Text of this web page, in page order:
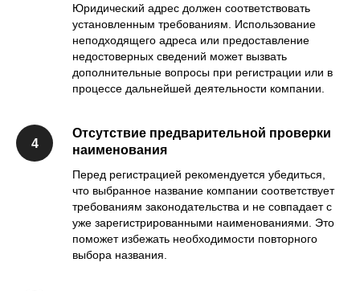
Юридический адрес должен соответствовать
установленным требованиям. Использование
неподходящего адреса или предоставление
недостоверных сведений может вызвать
дополнительные вопросы при регистрации или в
процессе дальнейшей деятельности компании.
Отсутствие предварительной проверки
наименования
Перед регистрацией рекомендуется убедиться,
что выбранное название компании соответствует
требованиям законодательства и не совпадает с
уже зарегистрированными наименованиями. Это
поможет избежать необходимости повторного
выбора названия.